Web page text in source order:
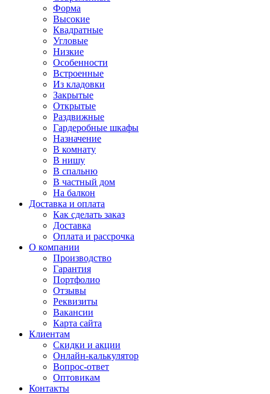
Форма
Высокие
Квадратные
Угловые
Низкие
Особенности
Встроенные
Из кладовки
Закрытые
Открытые
Раздвижные
Гардеробные шкафы
Назначение
В комнату
В нишу
В спальню
В частный дом
На балкон
Доставка и оплата
Как сделать заказ
Доставка
Оплата и рассрочка
О компании
Производство
Гарантия
Портфолио
Отзывы
Реквизиты
Вакансии
Карта сайта
Клиентам
Скидки и акции
Онлайн-калькулятор
Вопрос-ответ
Оптовикам
Контакты